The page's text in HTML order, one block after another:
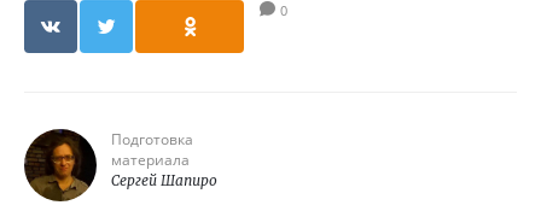
0
Подготовка
материала
Сергей Шапиро